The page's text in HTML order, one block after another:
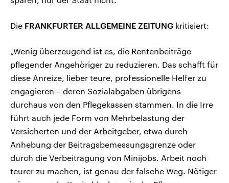
Die FRANKFURTER ALLGEMEINE ZEITUNG kritisiert:
„Wenig überzeugend ist es, die Rentenbeiträge
pflegender Angehöriger zu reduzieren. Das schafft für
diese Anreize, lieber teure, professionelle Helfer zu
engagieren – deren Sozialabgaben übrigens
durchaus von den Pflegekassen stammen. In die Irre
führt auch jede Form von Mehrbelastung der
Versicherten und der Arbeitgeber, etwa durch
Anhebung der Beitragsbemessungsgrenze oder
durch die Verbeitragung von Minijobs. Arbeit noch
teurer zu machen, ist genau der falsche Weg. Nötiger